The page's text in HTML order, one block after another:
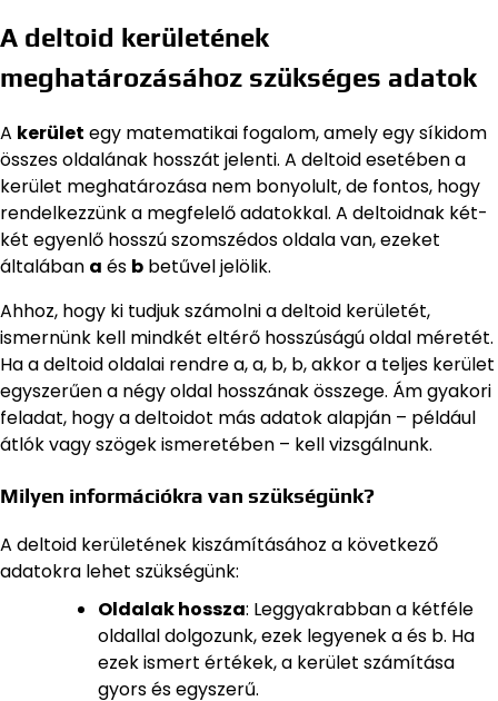
A deltoid kerületének
meghatározásához szükséges adatok
A kerület egy matematikai fogalom, amely egy síkidom
összes oldalának hosszát jelenti. A deltoid esetében a
kerület meghatározása nem bonyolult, de fontos, hogy
rendelkezzünk a megfelelő adatokkal. A deltoidnak két-
két egyenlő hosszú szomszédos oldala van, ezeket
általában a és b betűvel jelölik.
Ahhoz, hogy ki tudjuk számolni a deltoid kerületét,
ismernünk kell mindkét eltérő hosszúságú oldal méretét.
Ha a deltoid oldalai rendre a, a, b, b, akkor a teljes kerület
egyszerűen a négy oldal hosszának összege. Ám gyakori
feladat, hogy a deltoidot más adatok alapján – például
átlók vagy szögek ismeretében – kell vizsgálnunk.
Milyen információkra van szükségünk?
A deltoid kerületének kiszámításához a következő
adatokra lehet szükségünk:
Oldalak hossza: Leggyakrabban a kétféle
oldallal dolgozunk, ezek legyenek a és b. Ha
ezek ismert értékek, a kerület számítása
gyors és egyszerű.